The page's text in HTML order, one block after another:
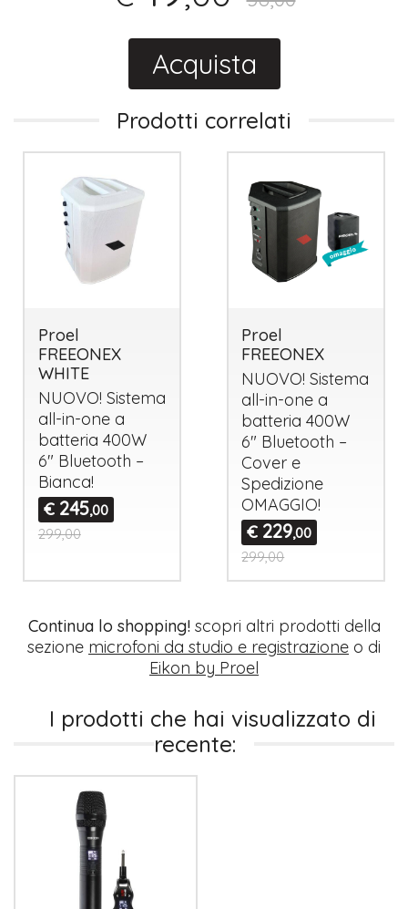
Acquista
Prodotti correlati
Proel
FREEONEX
WHITE
NUOVO! Sistema
all-in-one a
batteria 400W
6" Bluetooth –
Bianca!
€ 245,00
299,00
Proel
FREEONEX
NUOVO! Sistema
all-in-one a
batteria 400W
6" Bluetooth –
Cover e
Spedizione
OMAGGIO!
€ 229,00
299,00
Continua lo shopping!scopri altri prodotti della
sezione microfoni da studio e registrazione o di
Eikon by Proel
I prodotti che hai visualizzato di
recente: